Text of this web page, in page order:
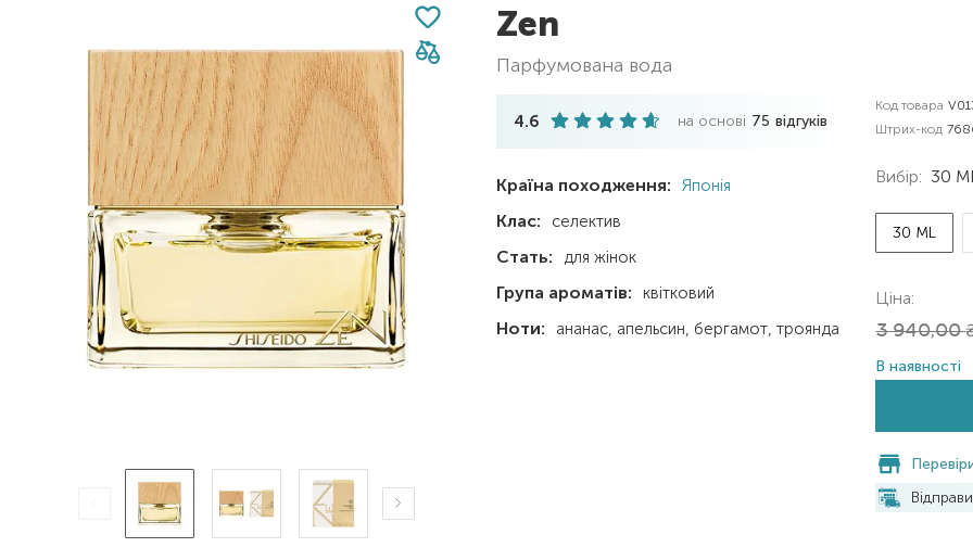
Zen
парфумована вода
4.6 на основі 75 відгуків
Країна походження: Японія
Клас: селектив
Стать: для жінок
Група ароматів: квітковий
Ноти: ананас апельсин бергамот троянда
Код товара
Штрих-код
Вибір: 30
30 ML
Ціна:
3 940,00
В наявності